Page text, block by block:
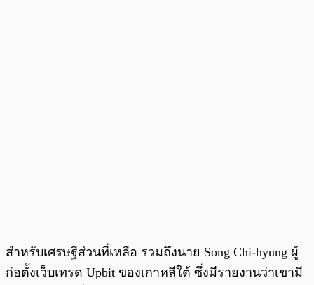
สำหรับเศรษฐีส่วนที่เหลือ รวมถึงนาย Song Chi-hyung ผู้
ก่อตั้งเว็บเทรด Upbit ของเกาหลีใต้ ซึ่งมีรายงานว่าเขามี